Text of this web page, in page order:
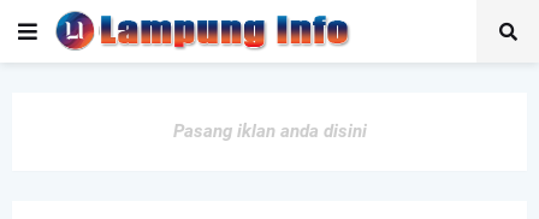
Pasang iklan anda disini